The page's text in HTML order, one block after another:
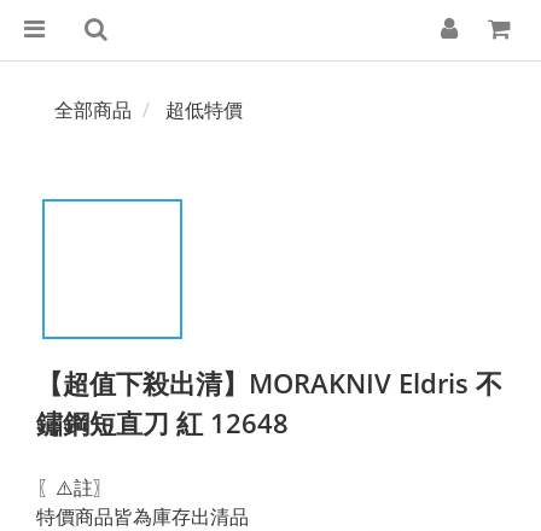
全部商品 超低特價
【超值下殺出清】MORAKNIV Eldris 不
鏽鋼短直刀 紅 12648
〖⚠️註〗
特價商品皆為庫存出清品